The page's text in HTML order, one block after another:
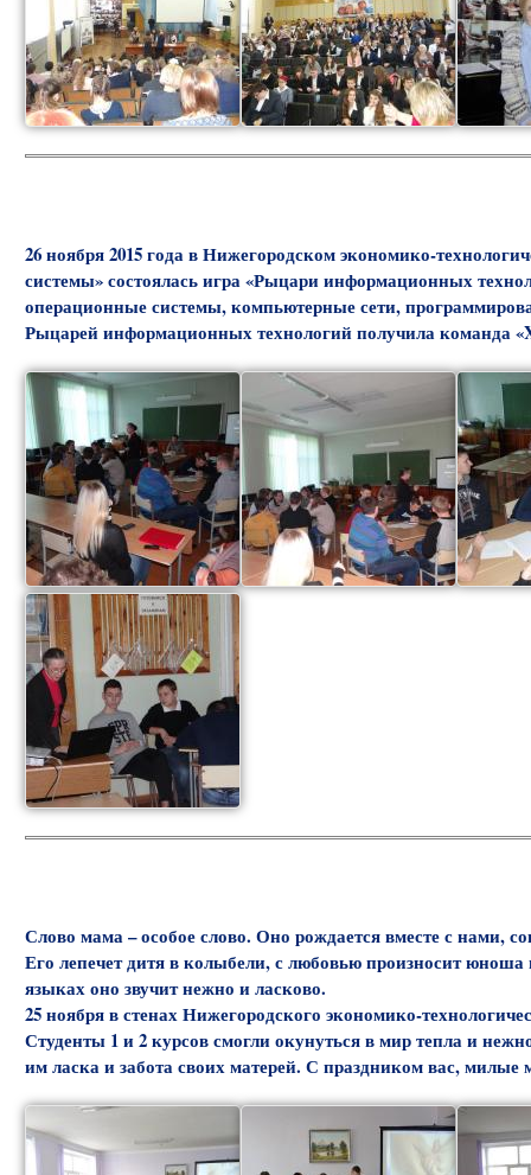
26 ноября 2015 года в Нижегородском экономико-
системы» состоялась игра «Рыцари информационных
операционные системы, компьютерные сети,
Рыцарей информационных технологий получила команда
Слово мама – особое слово. Оно рождается вместе с нами,
Его лепечет дитя в колыбели, с любовью произносит юноша
языках оно звучит нежно и ласково.
25 ноября в стенах Нижегородского экономико-
Студенты 1 и 2 курсов смогли окунуться в мир тепла и
им ласка и забота своих матерей. С праздником вас,